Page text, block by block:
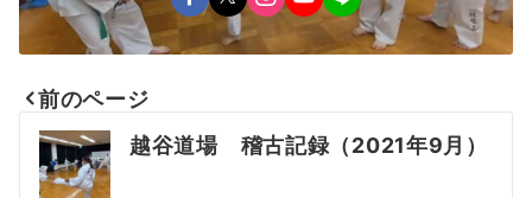
投
稿
前のページ
越谷道場 稽古記録（2021年9月）